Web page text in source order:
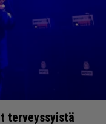
terveyssyistä